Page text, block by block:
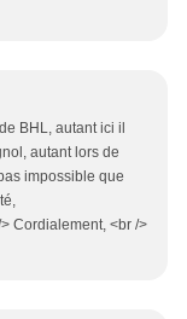
BHL, autant ici il
autant lors de
impossible que
Cordialement, <br />